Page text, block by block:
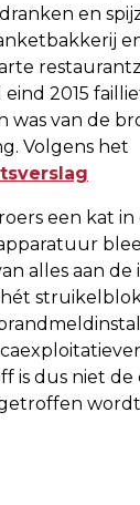
en
eind 2015
was van de
Volgens het
een kat
alles aan de
is dus niet
wordt